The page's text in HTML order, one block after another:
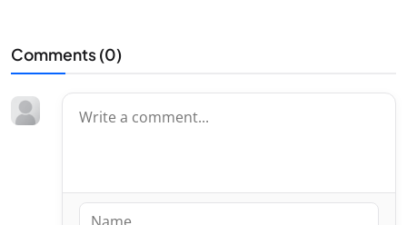
Comments (0)